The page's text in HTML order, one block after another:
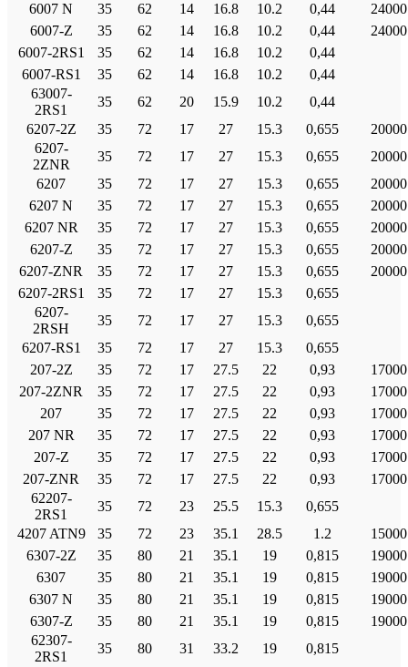
6007 Ν
35 62 14 16.8 10.2 0,44
24000
6007-Ζ
35 62 14 16.8 10.2 0,44
24000
6007-2RS1
35 62 14 16.8 10.2
0,44
6007-RS1
35 62 14 16.8 10.2
0,44
63007-
2RS1
35 62 20 15.9 10.2
0,44
6207-2Ζ
35 72 17 27 15.3 0,655
20000
6207-
2ZNR
35 72 17 27 15.3 0,655
20000
6207
35 72 17 27 15.3 0,655
20000
6207 Ν
35 72 17 27 15.3 0,655
20000
6207 NR
35 72 17 27 15.3 0,655
20000
6207-Ζ
35 72 17 27 15.3 0,655
20000
6207-ZNR
35 72 17 27 15.3 0,655
20000
6207-2RS1
35 72 17 27 15.3
0,655
6207-
2RSH
35 72 17 27 15.3
0,655
6207-RS1
35 72 17 27 15.3
0,655
207-2Ζ
35 72 17 27.5 22 0,93
17000
207-2ZNR
35 72 17 27.5 22 0,93
17000
207
35 72 17 27.5 22 0,93
17000
207 NR
35 72 17 27.5 22 0,93
17000
207-Ζ
35 72 17 27.5 22 0,93
17000
207-ZNR
35 72 17 27.5 22 0,93
17000
62207-
2RS1
35 72 23 25.5 15.3
0,655
4207 ATN9
35 72 23 35.1 28.5 1.2
15000
6307-2Ζ
35 80 21 35.1 19 0,815
19000
6307
35 80 21 35.1 19 0,815
19000
6307 Ν
35 80 21 35.1 19 0,815
19000
6307-Ζ
35 80 21 35.1 19 0,815
19000
62307-
2RS1
35 80 31 33.2 19
0,815